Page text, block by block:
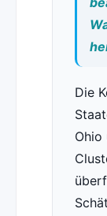
Die
Ohio